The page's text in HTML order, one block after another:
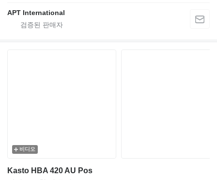
APT International
비디오
Kasto HBA 420 AU Pos